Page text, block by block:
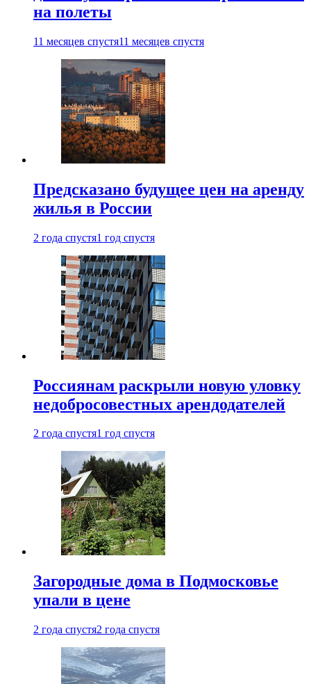
на полеты
11 месяцев спустя11 месяцев спустя
Предсказано будущее цен на аренду
жилья в России
2 года спустя1 год спустя
Россиянам раскрыли новую уловку
недобросовестных арендодателей
2 года спустя1 год спустя
Загородные дома в Подмосковье
упали в цене
2 года спустя2 года спустя